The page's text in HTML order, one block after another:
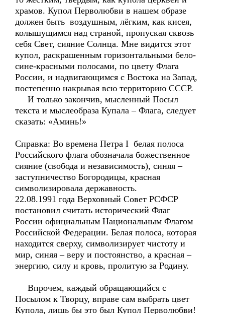
храмов. Купол Перволюбви в нашем образе
должен быть воздушным, лёгким, как кисея,
колышущимся над страной, пропуская сквозь
себя Свет, сияние Солнца. Мне видится этот
купол, раскрашенным горизонтальными бело-
сине-красными полосами, по цвету Флага
России, и надвигающимся с Востока на Запад,
постепенно накрывая всю территорию СССР.
И только закончив, мысленный Посыл
текста и мыслеобраза Купала – Флага, следует
сказать: «Аминь!»
Справка: Во времена Петра I белая полоса
Российского флага обозначала божественное
сияние (свобода и независимость), синяя –
заступничество Богородицы, красная
символизировала державность.
22.08.1991 года Верховный Совет РСФСР
постановил считать исторический Флаг
России официальным Национальным Флагом
Российской Федерации. Белая полоса, которая
находится сверху, символизирует чистоту и
мир, синяя – веру и постоянство, а красная –
энергию, силу и кровь, пролитую за Родину.
Впрочем, каждый обращающийся с
Посылом к Творцу, вправе сам выбрать цвет
Купола, лишь бы это был Купол Перволюбви!